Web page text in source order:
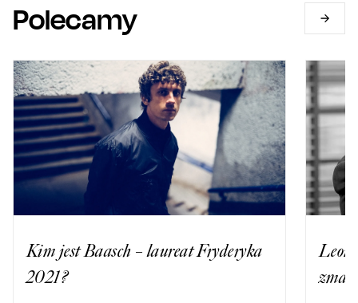
Polecamy
Kim jest Baasch – laureat Fryderyka
2021?